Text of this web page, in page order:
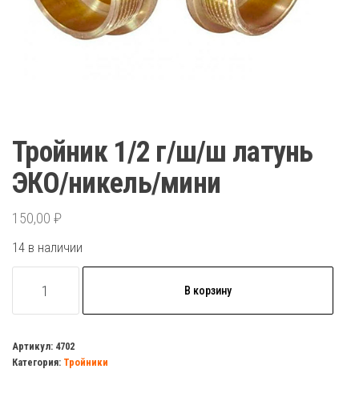
Тройник 1/2 г/ш/ш латунь
ЭКО/никель/мини
150,00 ₽
14 в наличии
товара
1/2
г/
В корзину
Артикул: 4702
Категория: Тройники